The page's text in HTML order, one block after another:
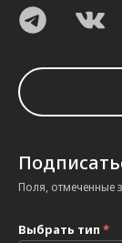
Поля, отмеченные
Выбрать тип *